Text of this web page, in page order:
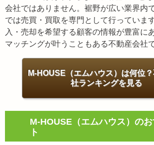
会社ではありません。裾野が広い業界内
では売買・買取を専門として行っていま
入・売却を希望する顧客の情報が豊富に
マッチングが叶うこともある不動産会社で
M-HOUSE（エムハウス）は何位
社ランキングを見る
M-HOUSE（エムハウス）の
ト